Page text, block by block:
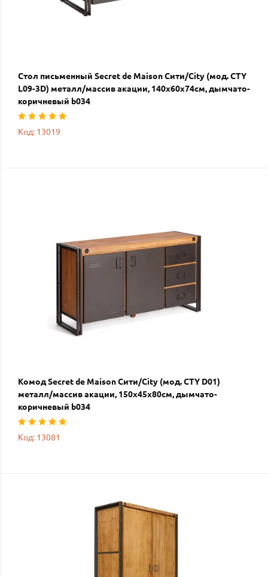
Стол письменный Secret de Maison Сити/City (мод. CTY
L09-3D) металл/массив акации, 140х60х74см, дымчато-
коричневый b034
Код: 13019
Комод Secret de Maison Сити/City (мод. CTY D01)
металл/массив акации, 150х45х80см, дымчато-
коричневый b034
Код: 13081